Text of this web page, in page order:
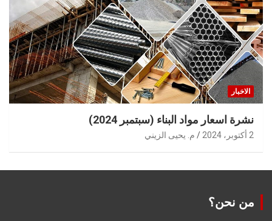
الاخبار
نشرة اسعار مواد البناء (سبتمبر 2024)
2 أكتوبر، 2024 م. يحيى الزيني
من نحن؟